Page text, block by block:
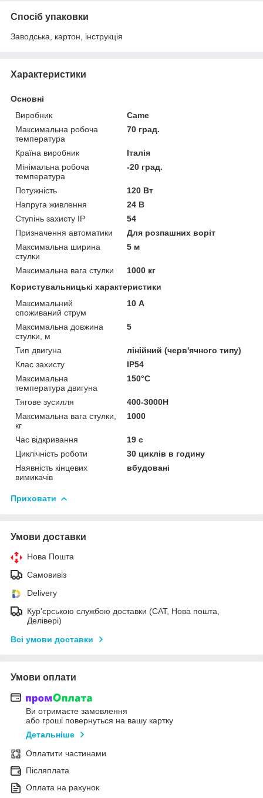
Спосіб упаковки
Заводська, картон, інструкція
Характеристики
Основні
Виробник
Came
Максимальна робоча
температура
70 град.
Країна виробник
Італія
Мінімальна робоча
температура
-20 град.
Потужність
120 Вт
Напруга живлення
24 В
Ступінь захисту IP
54
Призначення автоматики
Для розпашних воріт
Максимальна ширина
стулки
5 м
Максимальна вага стулки
1000 кг
Користувальницькі характеристики
Максимальний
споживаний струм
10 А
Максимальна довжина
стулки, м
5
Тип двигуна
лінійний (черв'ячного типу)
Клас захисту
IP54
Максимальна
температура двигуна
150°С
Тягове зусилля
400-3000Н
Максимальна вага стулки,
кг
1000
Час відкривання
19 с
Циклічність роботи
30 циклів в годину
Наявність кінцевих
вимикачів
вбудовані
Приховати
Умови доставки
Нова Пошта
Самовивіз
Delivery
Кур'єрською службою доставки (САТ, Нова пошта,
Делівері)
Всі умови доставки
Умови оплати
Ви отримаєте замовлення
або гроші повернуться на вашу картку
Детальніше
Оплатити частинами
Післяплата
Оплата на рахунок